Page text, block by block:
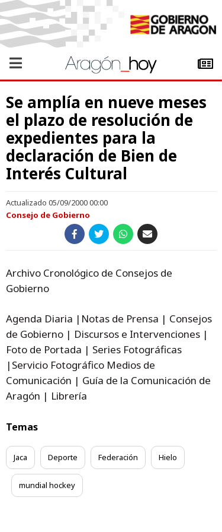
Se amplía en nueve meses
el plazo de resolución de
expedientes para la
declaración de Bien de
Interés Cultural
Actualizado 05/09/2000 00:00
Consejo de Gobierno
Archivo Cronológico de Consejos de
Gobierno
Agenda Diaria |Notas de Prensa | Consejos
de Gobierno | Discursos e Intervenciones |
Foto de Portada | Series Fotográficas
|Servicio Fotográfico Medios de
Comunicación | Guía de la Comunicación de
Aragón | Librería
Temas
Jaca Deporte Federación Hielo
mundial hockey